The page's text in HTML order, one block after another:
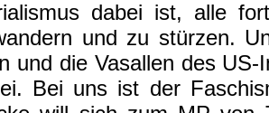
dabei ist, alle
und zu stürzen.
und die Vasallen des
Bei uns ist der